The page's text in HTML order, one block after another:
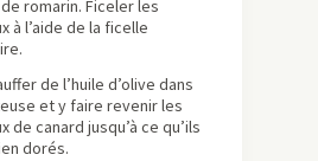
romarin. Ficeler les
à l’aide de la ficelle
de l’huile d’olive dans
et y faire revenir les
de canard jusqu’à ce qu’ils
dorés.